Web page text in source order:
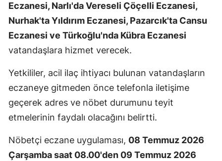
Eczanesi, Narlı'da Vereseli Çöçelli Eczanesi,
Nurhak'ta Yıldırım Eczanesi, Pazarcık'ta Cansu
Eczanesi ve Türkoğlu'nda Kübra Eczanesi
vatandaşlara hizmet verecek.
Yetkililer, acil ilaç ihtiyacı bulunan vatandaşların
eczaneye gitmeden önce telefonla iletişime
geçerek adres ve nöbet durumunu teyit
etmelerinin faydalı olacağını belirtti.
Nöbetçi eczane uygulaması, 08 Temmuz 2026
Çarşamba saat 08.00'den 09 Temmuz 2026